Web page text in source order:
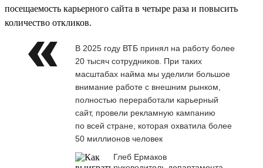
посещаемость карьерного сайта в четыре раза и повысить
количество откликов.
В 2025 году ВТБ принял на работу более
20 тысяч сотрудников. При таких
масштабах найма мы уделили большое
внимание работе с внешним рынком,
полностью переработали карьерный
сайт, провели рекламную кампанию
по всей стране, которая охватила более
50 миллионов человек
Глеб Ермаков